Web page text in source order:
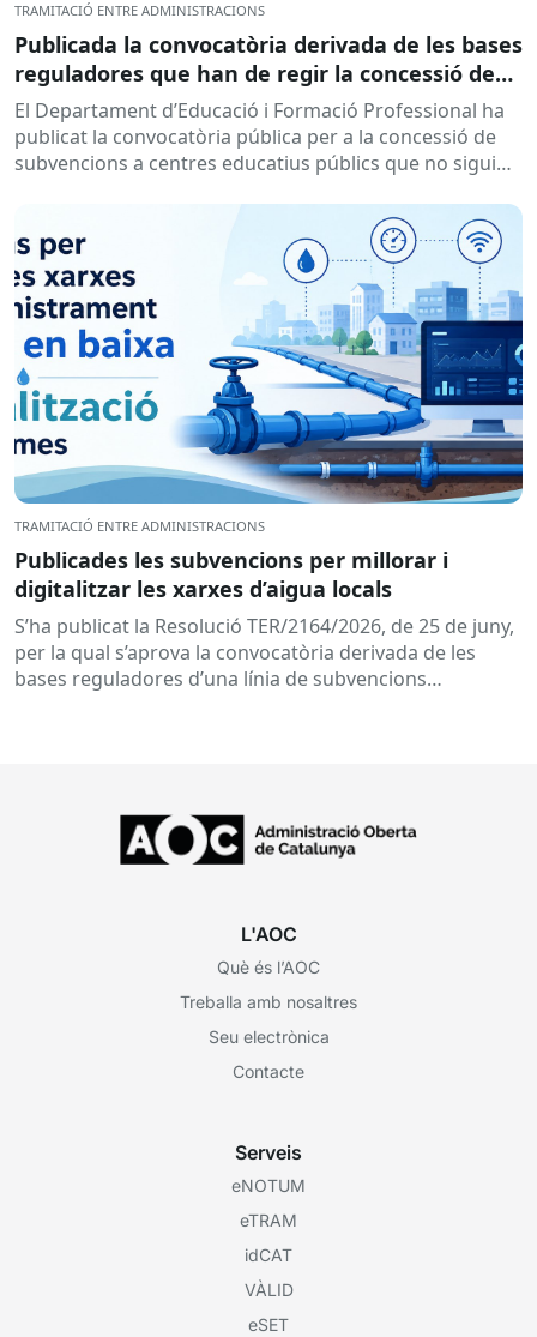
TRAMITACIÓ ENTRE ADMINISTRACIONS
Publicada la convocatòria derivada de les bases
reguladores que han de regir la concessió de
subvencions a centres educatius, per al
desenvolupament de programes de formació i
inserció, durant el curs 2026-2027
El Departament d’Educació i Formació Professional ha
publicat la convocatòria pública per a la concessió de
subvencions a centres educatius públics que no siguin
TRAMITACIÓ ENTRE ADMINISTRACIONS
Publicades les subvencions per millorar i
digitalitzar les xarxes d’aigua locals
S’ha publicat la Resolució TER/2164/2026, de 25 de juny,
per la qual s’aprova la convocatòria derivada de les
bases reguladores d’una línia de subvencions
L'AOC
Què és l’AOC
Treballa amb nosaltres
Seu electrònica
Contacte
Serveis
eNOTUM
eTRAM
idCAT
VÀLID
eSET